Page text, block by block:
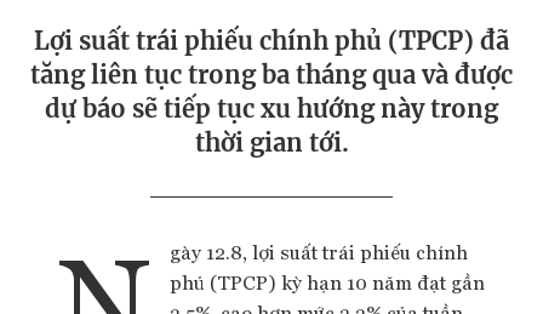
Lợi suất trái phiếu chính phủ (TPCP) đã
tăng liên tục trong ba tháng qua và được
dự báo sẽ tiếp tục xu hướng này trong
thời gian tới.
gày 12.8, lợi suất trái phiếu chính
phủ (TPCP) kỳ hạn 10 năm đạt gần